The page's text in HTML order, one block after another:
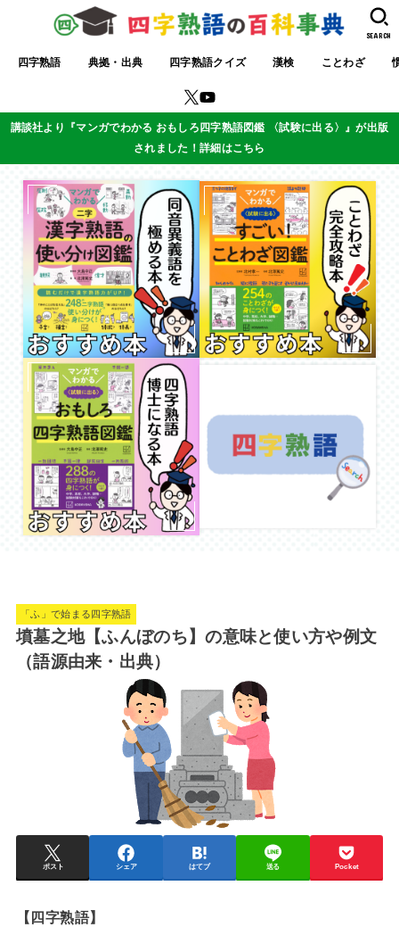
四字熟語 典拠・出典 四字熟語クイズ 漢検 ことわざ
SEARCH
講談社より『マンガでわかる おもしろ四字熟語図鑑 〈試験に出る〉』が出版
されました！詳細はこちら
「ふ」で始まる四字熟語
墳墓之地【ふんぼのち】の意味と使い方や例文
（語源由来・出典）
ポスト シェア はてブ 送る Pocket
【四字熟語】